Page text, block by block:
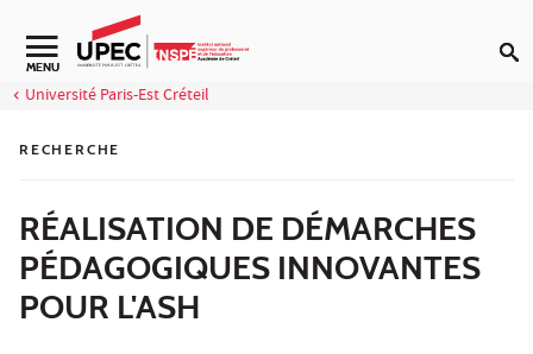
Aller au contenu
Navigation secondaire
MENU
Université Paris-Est Créteil
RECHERCHE
RÉALISATION DE DÉMARCHES
PÉDAGOGIQUES INNOVANTES
POUR L'ASH